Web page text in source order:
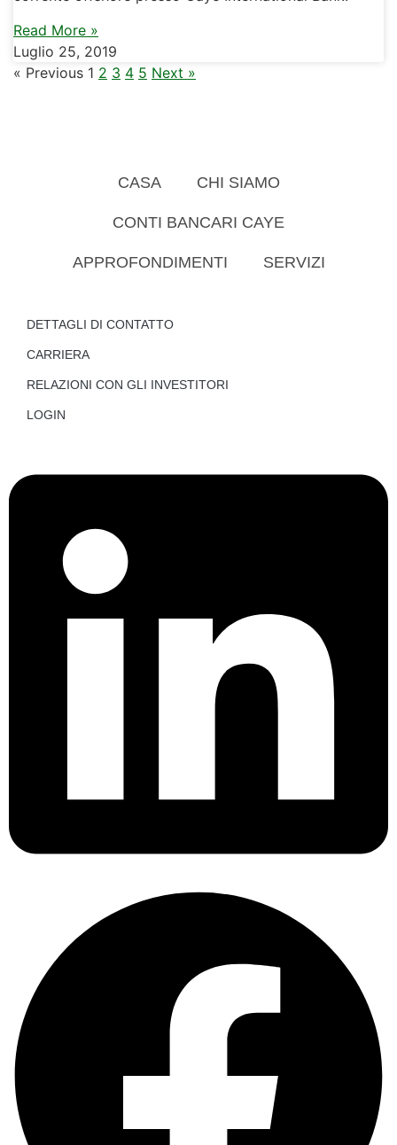
Read More »
Luglio 25, 2019
« Previous 1 2 3 4 5 Next »
CASA CHI SIAMO
CONTI BANCARI CAYE
APPROFONDIMENTI SERVIZI
DETTAGLI DI CONTATTO
CARRIERA
RELAZIONI CON GLI INVESTITORI
LOGIN